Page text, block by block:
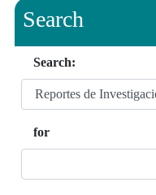
Search
Search:
for